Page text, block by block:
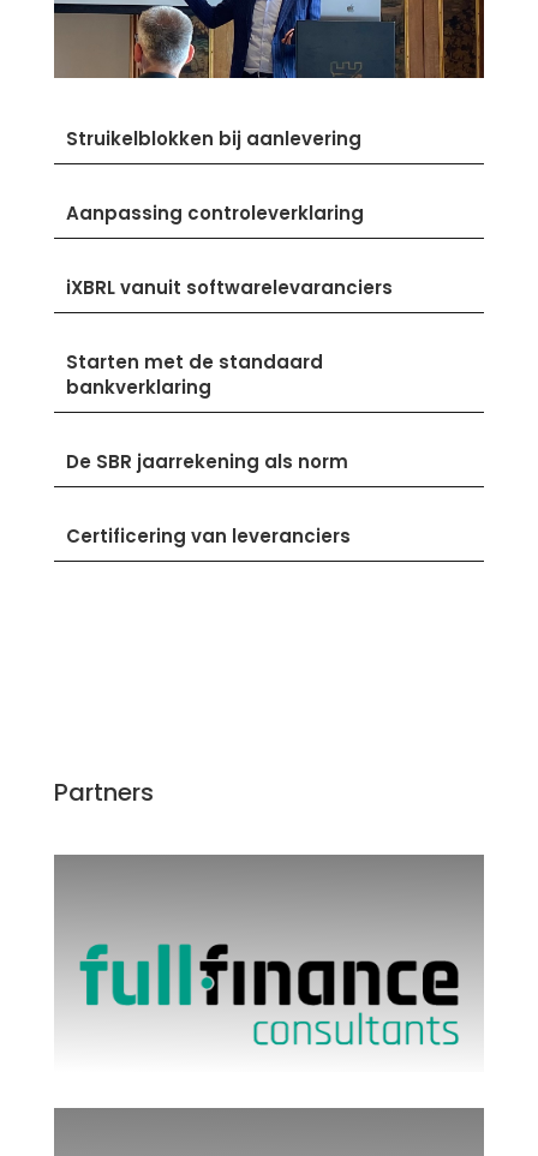
Struikelblokken bij aanlevering
Aanpassing controleverklaring
iXBRL vanuit softwarelevaranciers
Starten met de standaard
bankverklaring
De SBR jaarrekening als norm
Certificering van leveranciers
Partners